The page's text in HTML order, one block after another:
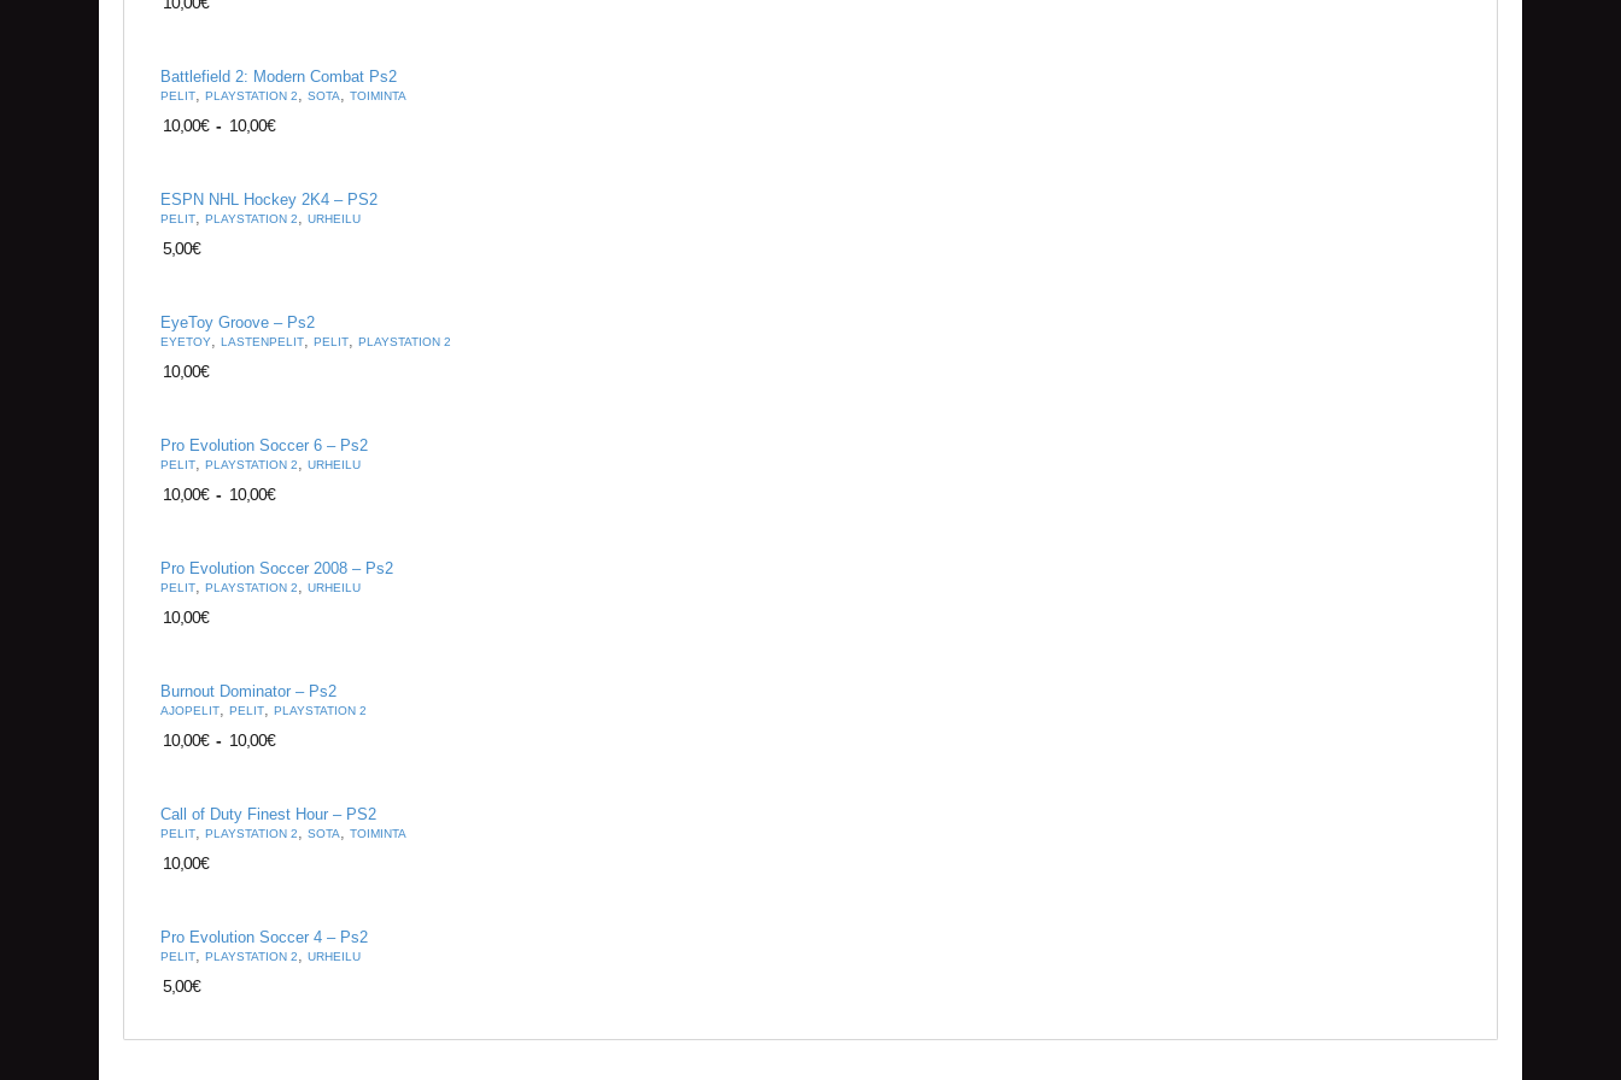
Battlefield 2: Modern Combat Ps2
PELIT, PLAYSTATION 2, SOTA, TOIMINTA
10,00€ - 10,00€
ESPN NHL Hockey 2K4 – PS2
PELIT, PLAYSTATION 2, URHEILU
5,00€
EyeToy Groove – Ps2
EYETOY, LASTENPELIT, PELIT, PLAYSTATION 2
10,00€
Pro Evolution Soccer 6 – Ps2
PELIT, PLAYSTATION 2, URHEILU
10,00€ - 10,00€
Pro Evolution Soccer 2008 – Ps2
PELIT, PLAYSTATION 2, URHEILU
10,00€
Burnout Dominator – Ps2
AJOPELIT, PELIT, PLAYSTATION 2
10,00€ - 10,00€
Call of Duty Finest Hour – PS2
PELIT, PLAYSTATION 2, SOTA, TOIMINTA
10,00€
Pro Evolution Soccer 4 – Ps2
PELIT, PLAYSTATION 2, URHEILU
5,00€